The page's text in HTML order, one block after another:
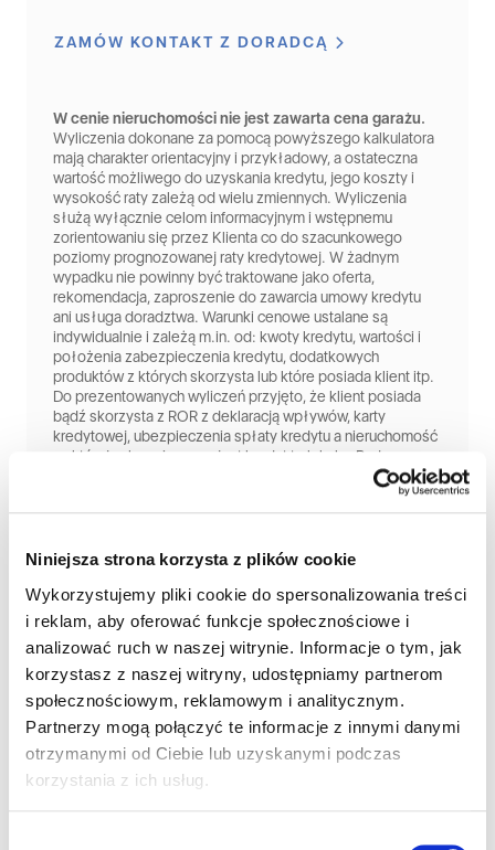
Niniejsza strona korzysta z plików cookie
Wykorzystujemy pliki cookie do spersonalizowania treści
i reklam, aby oferować funkcje społecznościowe i
analizować ruch w naszej witrynie. Informacje o tym, jak
korzystasz z naszej witryny, udostępniamy partnerom
społecznościowym, reklamowym i analitycznym.
Partnerzy mogą połączyć te informacje z innymi danymi
otrzymanymi od Ciebie lub uzyskanymi podczas
korzystania z ich usług.
ZAMÓW KONTAKT Z DORADCĄ
W cenie nieruchomości nie jest zawarta cena garażu.
Wyliczenia dokonane za pomocą powyższego kalkulatora
mają charakter orientacyjny i przykładowy, a ostateczna
wartość możliwego do uzyskania kredytu, jego koszty i
wysokość raty zależą od wielu zmiennych. Wyliczenia
służą wyłącznie celom informacyjnym i wstępnemu
zorientowaniu się przez Klienta co do szacunkowego
poziomy prognozowanej raty kredytowej. W żadnym
wypadku nie powinny być traktowane jako oferta,
rekomendacja, zaproszenie do zawarcia umowy kredytu
ani usługa doradztwa. Warunki cenowe ustalane są
indywidualnie i zależą m.in. od: kwoty kredytu, wartości i
położenia zabezpieczenia kredytu, dodatkowych
produktów z których skorzysta lub które posiada klient itp.
Do prezentowanych wyliczeń przyjęto, że klient posiada
bądź skorzysta z ROR z deklaracją wpływów, karty
kredytowej, ubezpieczenia spłaty kredytu a nieruchomość
na której zabezpieczony jest kredyt to lokal w Bydgoszczy.
Dla wyliczeń przyjęto oprocentowanie na poziomie 8,18 %.
Informacje wyżej podane powinny być analizowane łącznie
z formularzem informacyjnym udostępnianym przez Bank
przekazane przez Klienta. Udzielenie szczegółowych
jest możliwe dopiero po przeprowadzeniu przez Bank
oceny zdolności kredytowej konsumenta.